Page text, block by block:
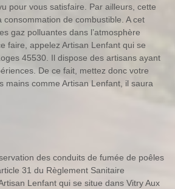
pour vous satisfaire. Par ailleurs, cette
de combustible. A cet
gaz polluantes dans l’atmosphère
faire, appelez Artisan Lenfant qui se
45530. Il dispose des artisans ayant
De ce fait, mettez donc votre
mains comme Artisan Lenfant, il saura
des conduits de fumée de poêles
31 du Règlement Sanitaire
Lenfant qui se situe dans Vitry Aux